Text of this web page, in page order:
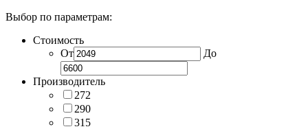
Выбор по параметрам:
Стоимость
От
До
Производитель
272
290
315